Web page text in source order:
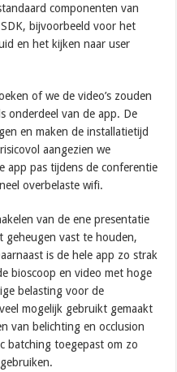
componenten van
bijvoorbeeld voor het
en het kijken naar user
of we de video’s zouden
onderdeel van de app. De
en maken de installatietijd
aangezien we
app pas tijdens de conferentie
overbelaste wifi.
van de ene presentatie
geheugen vast te houden,
is de hele app zo strak
bioscoop en video met hoge
belasting voor de
mogelijk gebruikt gemaakt
van belichting en occlusion
batching toegepast om zo